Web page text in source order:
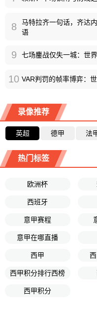
8
马特拉齐一句话，齐达
语
9 七场鏖战仅失一城：世
10 VAR判罚的帧率博弈：
录像推荐
英超 德甲 法
热门标签
欧洲杯
西班牙
意甲赛程
意甲在哪直播
西甲
西甲积分排行西榜
西甲积分